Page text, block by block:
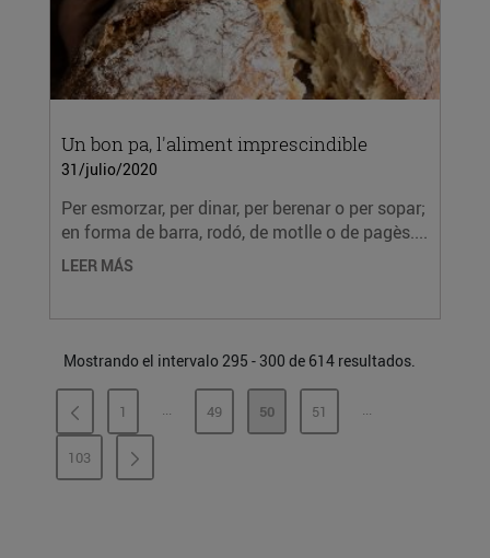
Un bon pa, l'aliment imprescindible
31/julio/2020
Per esmorzar, per dinar, per berenar o per sopar;
en forma de barra, rodó, de motlle o de pagès....
LEER MÁS
Mostrando el intervalo 295 - 300 de 614 resultados.
PÁGINA
1 ...PÁGINAS INTERMEDIAS
PÁGINA
49 PÁGINA
50 PÁGINA
51 ...PÁGINAS
PÁGINA
103